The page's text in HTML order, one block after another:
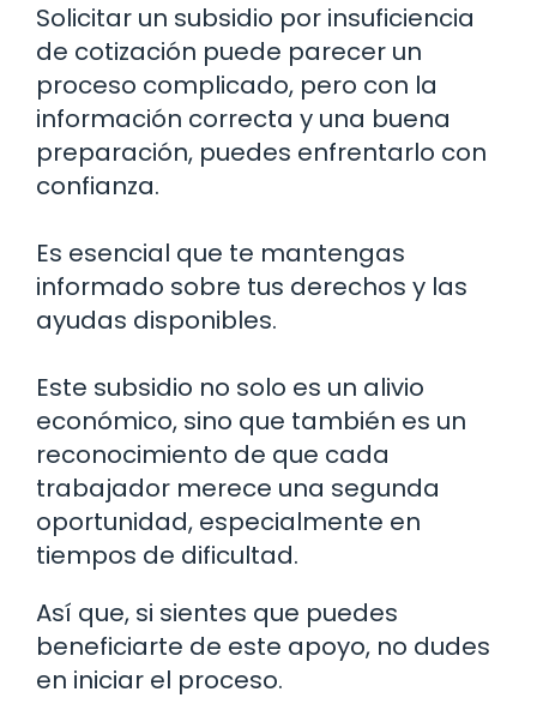
Solicitar un subsidio por insuficiencia
de cotización puede parecer un
proceso complicado, pero con la
información correcta y una buena
preparación, puedes enfrentarlo con
confianza.
Es esencial que te mantengas
informado sobre tus derechos y las
ayudas disponibles.
Este subsidio no solo es un alivio
económico, sino que también es un
reconocimiento de que cada
trabajador merece una segunda
oportunidad, especialmente en
tiempos de dificultad.
Así que, si sientes que puedes
beneficiarte de este apoyo, no dudes
en iniciar el proceso.